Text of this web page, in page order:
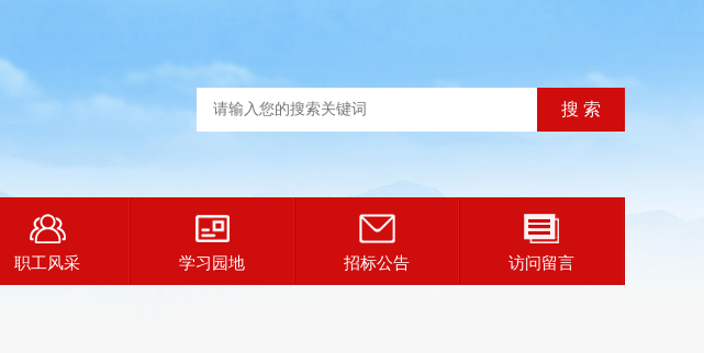
职工风采 学习园地 招标公告 访问留言